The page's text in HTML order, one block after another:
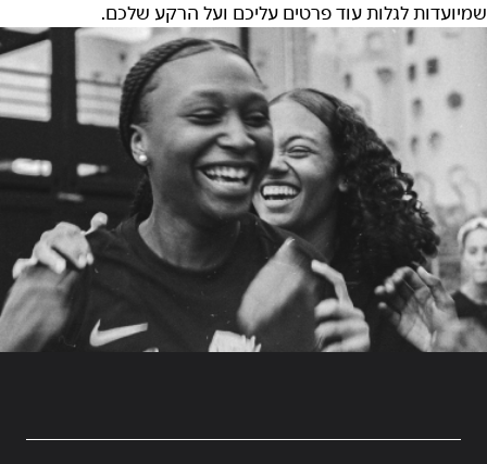
שמיועדות לגלות עוד פרטים עליכם ועל הרקע שלכם.